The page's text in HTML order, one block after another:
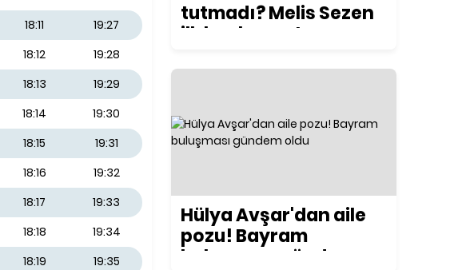
18:11
19:27
18:12
19:28
18:13
19:29
18:14
19:30
18:15
19:31
18:16
19:32
18:17
19:33
18:18
19:34
18:19
19:35
tutmadı? Melis Sezen
ilk kez konuştu
Hülya Avşar'dan aile
pozu! Bayram
buluşması gündem